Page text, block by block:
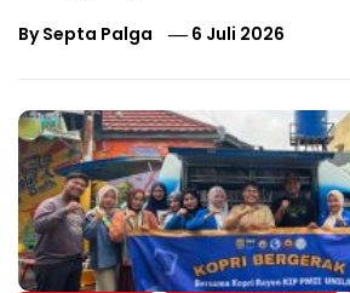
BySepta Palga 6 Juli 2026